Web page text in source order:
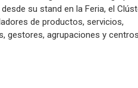
su stand en la Feria, el
de productos, servicios,
gestores, agrupaciones y centros